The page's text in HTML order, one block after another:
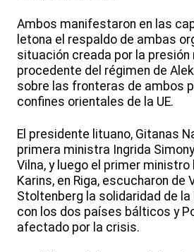
Ambos manifestaron en las
letona el respaldo de ambas
situación creada por la
procedente del régimen de
sobre las fronteras de ambos
confines orientales de la UE.
El presidente lituano, Gitanas
primera ministra Ingrida
Vilna, y luego el primer ministro
Karins, en Riga, escucharon de
Stoltenberg la solidaridad de la
con los dos países bálticos y
afectado por la crisis.